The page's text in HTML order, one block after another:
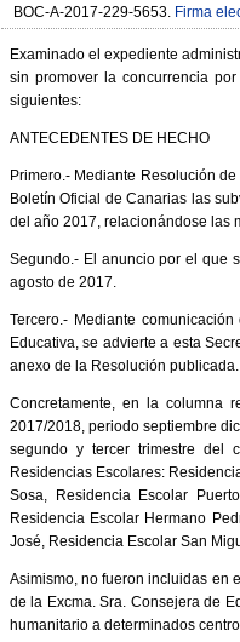
BOC-A-2017-229-5653. Firma
Examinado el expediente
sin promover la concurrencia
siguientes:
ANTECEDENTES DE HECHO
Primero.- Mediante Resolución
Boletín Oficial de Canarias las
del año 2017, relacionándose las
Segundo.- El anuncio por el que
agosto de 2017.
Tercero.- Mediante
Educativa, se advierte a esta
anexo de la Resolución publicada.
Concretamente, en la columna
2017/2018, periodo septiembre
segundo y tercer trimestre del
Residencias Escolares:
Sosa, Residencia Escolar
Residencia Escolar Hermano
José, Residencia Escolar San
Asimismo, no fueron incluidas en
de la Excma. Sra. Consejera de
humanitario a determinados